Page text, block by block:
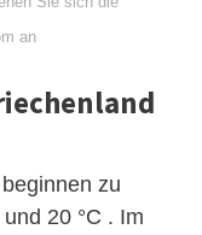
an
zu
20 °C . Im